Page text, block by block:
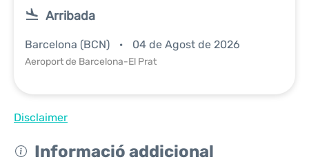
Arribada
Barcelona (BCN) 04 de Agost de 2026
Aeroport de Barcelona-El Prat
Disclaimer
Informació addicional